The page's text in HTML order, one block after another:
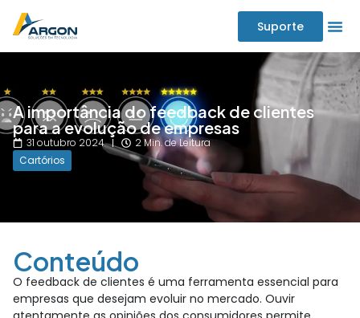
Suporte
A importância do feedback de clientes
para a evolução de empresas
31 outubro 2024
2 Min. de Leitura
Cartórios
Conteúdo
O feedback de clientes é uma ferramenta essencial para
empresas que desejam evoluir no mercado. Ouvir